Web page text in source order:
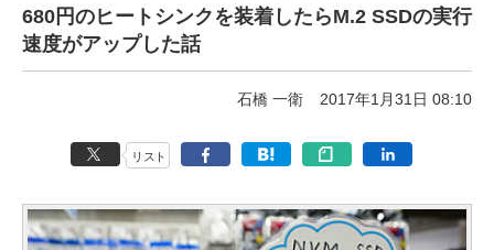
680円のヒートシンクを装着したらM.2 SSDの実行
速度がアップした話
石橋 一衛 2017年1月31日 08:10
リスト